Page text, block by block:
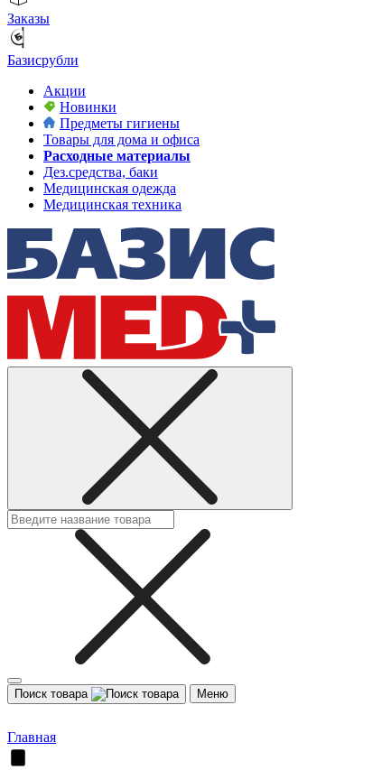
Заказы
Базисрубли
Акции
Новинки
Предметы гигиены
Товары для дома и офиса
Расходные материалы
Дез.средства, баки
Медицинская одежда
Медицинская техника
Поиск товара Меню
Главная